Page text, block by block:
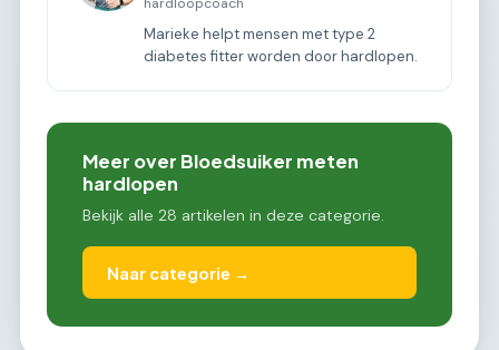
hardloopcoach
Marieke helpt mensen met type 2
diabetes fitter worden door hardlopen.
Meer over Bloedsuiker meten
hardlopen
Bekijk alle 28 artikelen in deze categorie.
Naar categorie →